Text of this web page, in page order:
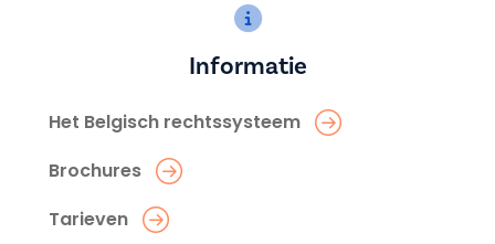
Informatie
Het Belgisch rechtssysteem
Brochures
Tarieven